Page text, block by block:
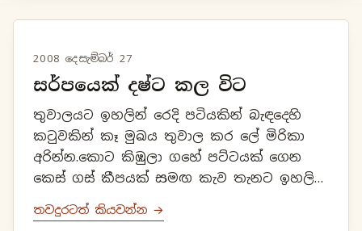
2008 දෙසැම්බර් 27
සර්පයෙක් දෂ්ට කල විට
තුවාලයට ඉහලින් රෙදි පටියකින් බැඳදෙහි
කටුවකින් කෑ මුඛය තුවාල කර ලේ මිරිකා
අරින්න.කොට කිඹුලා ගහේ පට්ටයක් ගෙන
කෙස් ගස් කීපයක් සමඟ කැව තැනට ඉහලින්
බඳින්න.කෑ මුඛයට නැවුම් වලන්කටු
කැබෙල්ලක් තබා විෂ ඉරවීමට සලස්
තවදුරටත් කියවන්න →